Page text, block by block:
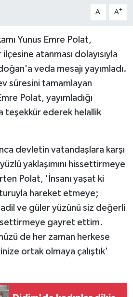
A- A+
Yunus Emre Polat,
atanması dolayısıyla
veda mesajı yayımladı.
süresini tamamlayan
Polat, yayımladığı
teşekkür ederek helallik
devletin vatandaşlara karşı
yaklaşımını hissettirmeye
Polat, 'İnsanı yaşat ki
hareket etmeye;
ve güler yüzünü siz değerli
gayret ettim.
de her zaman herkese
ortak olmaya çalıştık'